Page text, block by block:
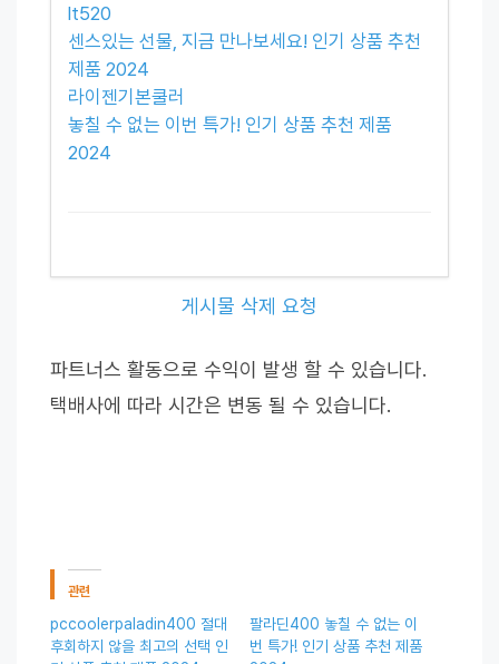
lt520
센스있는 선물, 지금 만나보세요! 인기 상품 추천
제품 2024
라이젠기본쿨러
놓칠 수 없는 이번 특가! 인기 상품 추천 제품
2024
게시물 삭제 요청
파트너스 활동으로 수익이 발생 할 수 있습니다.
택배사에 따라 시간은 변동 될 수 있습니다.
관련
pccoolerpaladin400 절대
후회하지 않을 최고의 선택 인
팔라딘400 놓칠 수 없는 이
번 특가! 인기 상품 추천 제품